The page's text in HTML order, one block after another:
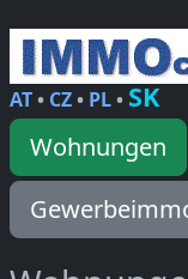
AT• CZ• PL• SK
Wohnungen